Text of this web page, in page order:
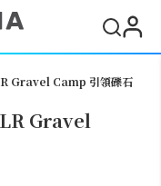
Gravel Camp 引領礫石
Gravel